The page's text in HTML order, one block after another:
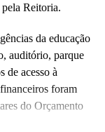
Reitoria.
da educação
auditório, parque
de acesso à
foram
do Orçamento